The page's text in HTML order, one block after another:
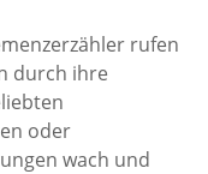
rufen
durch ihre
oder
wach und